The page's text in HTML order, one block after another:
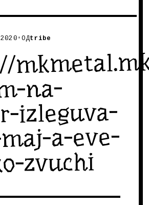
•ОДtribe
na-
izleguva-
a-eve-
zvuchi